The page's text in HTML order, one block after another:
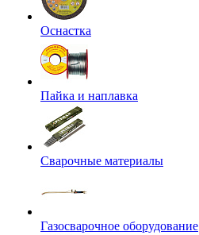
Оснастка
Пайка и наплавка
Сварочные материалы
Газосварочное оборудование